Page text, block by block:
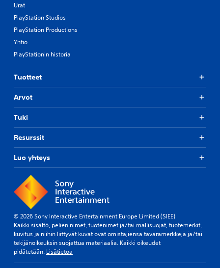
Urat
PlayStation Studios
PlayStation Productions
Yhtiö
PlayStationin historia
Tuotteet
Arvot
Tuki
Resurssit
Luo yhteys
© 2026 Sony Interactive Entertainment Europe Limited (SIEE)
Kaikki sisältö, pelien nimet, tuotenimet ja/tai mallisuojat, tuotemerkit,
kuvitus ja niihin liittyvät kuvat ovat omistajiensa tavaramerkkejä ja/tai
tekijänoikeuksin suojattua materiaalia. Kaikki oikeudet
pidätetään. Lisätietoa